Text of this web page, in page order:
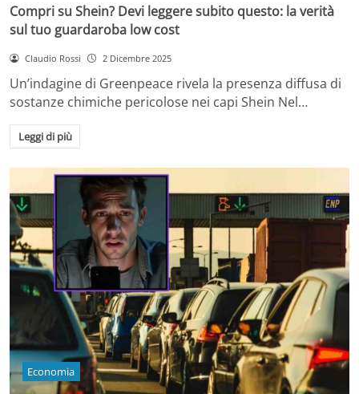
Compri su Shein? Devi leggere subito questo: la verità
sul tuo guardaroba low cost
Claudio Rossi 2 Dicembre 2025
Un’indagine di Greenpeace rivela la presenza diffusa di
sostanze chimiche pericolose nei capi Shein Nel…
Leggi di più
Economia